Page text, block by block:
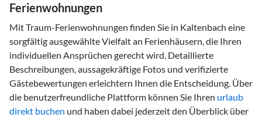
Ferienwohnungen
Mit Traum-Ferienwohnungen finden Sie in Kaltenbach eine
sorgfältig ausgewählte Vielfalt an Ferienhäusern, die Ihren
individuellen Ansprüchen gerecht wird. Detaillierte
Beschreibungen, aussagekräftige Fotos und verifizierte
Gästebewertungen erleichtern Ihnen die Entscheidung. Über
die benutzerfreundliche Plattform können Sie Ihren urlaub
direkt buchen und haben dabei jederzeit den Überblick über